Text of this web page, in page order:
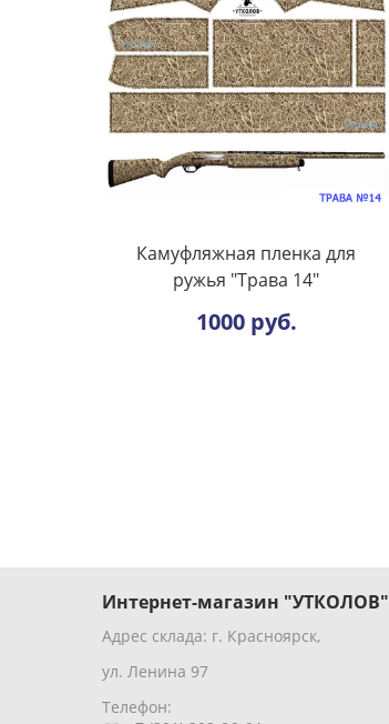
Камуфляжная пленка для
ружья "Трава 14"
1000 руб.
Интернет-магазин "УТКОЛОВ"
Адрес склада: г. Красноярск,
ул. Ленина 97
Телефон: